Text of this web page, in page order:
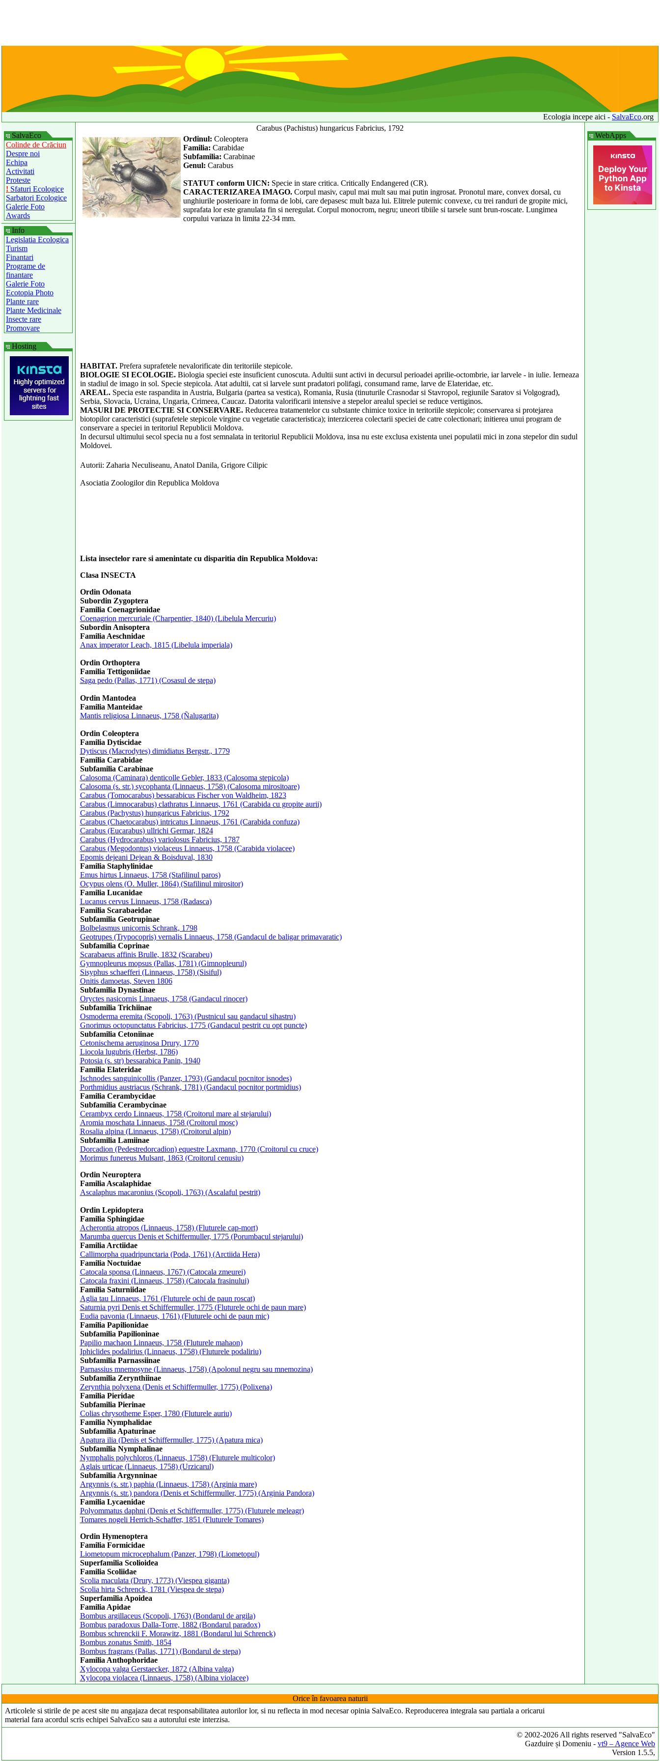
Ecologia incepe aici - SalvaEco.org
SalvaEco
Colinde de Crăciun
Despre noi
Echipa
Activitati
Proteste
! Sfaturi Ecologice
Sarbatori Ecologice
Galerie Foto
Awards
Info
Legislatia Ecologica
Turism
Finantari
Programe de
finantare
Galerie Foto
Ecotopia Photo
Plante rare
Plante Medicinale
Insecte rare
Promovare
Hosting
Carabus (Pachistus) hungaricus Fabricius, 1792
Ordinul: Coleoptera
Familia: Carabidae
Subfamilia: Carabinae
Genul: Carabus
STATUT conform UICN: Specie in stare critica. Critically Endangered (CR).
CARACTERIZAREA IMAGO.Corpul masiv, capul mai mult sau mai putin ingrosat. Pronotul mare, convex dorsal, cu
unghiurile posterioare in forma de lobi, care depasesc mult baza lui. Elitrele puternic convexe, cu trei randuri de gropite mici,
suprafata lor este granulata fin si neregulat. Corpul monocrom, negru; uneori tibiile si tarsele sunt brun-roscate. Lungimea
corpului variaza in limita 22-34 mm.
HABITAT.Prefera suprafetele nevalorificate din teritoriile stepicole.
BIOLOGIE SI ECOLOGIE.Biologia speciei este insuficient cunoscuta. Adultii sunt activi in decursul perioadei aprilie-octombrie, iar larvele - in iulie. Ierneaza
in stadiul de imago in sol. Specie stepicola. Atat adultii, cat si larvele sunt pradatori polifagi, consumand rame, larve de Elateridae, etc.
AREAL.Specia este raspandita in Austria, Bulgaria (partea sa vestica), Romania, Rusia (tinuturile Crasnodar si Stavropol, regiunile Saratov si Volgograd),
Serbia, Slovacia, Ucraina, Ungaria, Crimeea, Caucaz. Datorita valorificarii intensive a stepelor arealul speciei se reduce vertiginos.
MASURI DE PROTECTIE SI CONSERVARE.Reducerea tratamentelor cu substante chimice toxice in teritoriile stepicole; conservarea si protejarea
biotopilor caracteristici (suprafetele stepicole virgine cu vegetatie caracteristica); interzicerea colectarii speciei de catre colectionari; initierea unui program de
conservare a speciei in teritoriul Republicii Moldova.
In decursul ultimului secol specia nu a fost semnalata in teritoriul Republicii Moldova, insa nu este exclusa existenta unei populatii mici in zona stepelor din sudul
Moldovei.
Autorii: Zaharia Neculiseanu, Anatol Danila, Grigore Cilipic
Asociatia Zoologilor din Republica Moldova
Lista insectelor rare si amenintate cu disparitia din Republica Moldova:
Clasa INSECTA
Ordin Odonata
Subordin Zygoptera
Familia Coenagrionidae
Coenagrion mercuriale (Charpentier, 1840) (Libelula Mercuriu)
Subordin Anisoptera
Familia Aeschnidae
Anax imperator Leach, 1815 (Libelula imperiala)
Ordin Orthoptera
Familia Tettigoniidae
Saga pedo (Pallas, 1771) (Cosasul de stepa)
Ordin Mantodea
Familia Manteidae
Mantis religiosa Linnaeus, 1758 (Ñalugarita)
Ordin Coleoptera
Familia Dytiscidae
Dytiscus (Macrodytes) dimidiatus Bergstr., 1779
Familia Carabidae
Subfamilia Carabinae
Calosoma (Caminara) denticolle Gebler, 1833 (Calosoma stepicola)
Calosoma (s. str.) sycophanta (Linnaeus, 1758) (Calosoma mirositoare)
Carabus (Tomocarabus) bessarabicus Fischer von Waldheim, 1823
Carabus (Limnocarabus) clathratus Linnaeus, 1761 (Carabida cu gropite aurii)
Carabus (Pachystus) hungaricus Fabricius, 1792
Carabus (Chaetocarabus) intricatus Linnaeus, 1761 (Carabida confuza)
Carabus (Eucarabus) ullrichi Germar, 1824
Carabus (Hydrocarabus) variolosus Fabricius, 1787
Carabus (Megodontus) violaceus Linnaeus, 1758 (Carabida violacee)
Epomis dejeani Dejean & Boisduval, 1830
Familia Staphylinidae
Emus hirtus Linnaeus, 1758 (Stafilinul paros)
Ocypus olens (O. Muller, 1864) (Stafilinul mirositor)
Familia Lucanidae
Lucanus cervus Linnaeus, 1758 (Radasca)
Familia Scarabaeidae
Subfamilia Geotrupinae
Bolbelasmus unicornis Schrank, 1798
Geotrupes (Trypocopris) vernalis Linnaeus, 1758 (Gandacul de baligar primavaratic)
Subfamilia Coprinae
Scarabaeus affinis Brulle, 1832 (Scarabeu)
Gymnopleurus mopsus (Pallas, 1781) (Gimnopleurul)
Sisyphus schaefferi (Linnaeus, 1758) (Sisiful)
Onitis damoetas, Steven 1806
Subfamilia Dynastinae
Oryctes nasicornis Linnaeus, 1758 (Gandacul rinocer)
Subfamilia Trichiinae
Osmoderma eremita (Scopoli, 1763) (Pustnicul sau gandacul sihastru)
Gnorimus octopunctatus Fabricius, 1775 (Gandacul pestrit cu opt puncte)
Subfamilia Cetoniinae
Cetonischema aeruginosa Drury, 1770
Liocola lugubris (Herbst, 1786)
Potosia (s. str) bessarabica Panin, 1940
Familia Elateridae
Ischnodes sanguinicollis (Panzer, 1793) (Gandacul pocnitor isnodes)
Porthmidius austriacus (Schrank, 1781) (Gandacul pocnitor portmidius)
Familia Cerambycidae
Subfamilia Cerambycinae
Cerambyx cerdo Linnaeus, 1758 (Croitorul mare al stejarului)
Aromia moschata Linnaeus, 1758 (Croitorul mosc)
Rosalia alpina (Linnaeus, 1758) (Croitorul alpin)
Subfamilia Lamiinae
Dorcadion (Pedestredorcadion) equestre Laxmann, 1770 (Croitorul cu cruce)
Morimus funereus Mulsant, 1863 (Croitorul cenusiu)
Ordin Neuroptera
Familia Ascalaphidae
Ascalaphus macaronius (Scopoli, 1763) (Ascalaful pestrit)
Ordin Lepidoptera
Familia Sphingidae
Acherontia atropos (Linnaeus, 1758) (Fluturele cap-mort)
Marumba quercus Denis et Schiffermuller, 1775 (Porumbacul stejarului)
Familia Arctiidae
Callimorpha quadripunctaria (Poda, 1761) (Arctiida Hera)
Familia Noctuidae
Catocala sponsa (Linnaeus, 1767) (Catocala zmeurei)
Catocala fraxini (Linnaeus, 1758) (Catocala frasinului)
Familia Saturniidae
Aglia tau Linnaeus, 1761 (Fluturele ochi de paun roscat)
Saturnia pyri Denis et Schiffermuller, 1775 (Fluturele ochi de paun mare)
Eudia pavonia (Linnaeus, 1761) (Fluturele ochi de paun mic)
Familia Papilionidae
Subfamilia Papilioninae
Papilio machaon Linnaeus, 1758 (Fluturele mahaon)
Iphiclides podalirius (Linnaeus, 1758) (Fluturele podaliriu)
Subfamilia Parnassiinae
Parnassius mnemosyne (Linnaeus, 1758) (Apolonul negru sau mnemozina)
Subfamilia Zerynthiinae
Zerynthia polyxena (Denis et Schiffermuller, 1775) (Polixena)
Familia Pieridae
Subfamilia Pierinae
Colias chrysotheme Esper, 1780 (Fluturele auriu)
Familia Nymphalidae
Subfamilia Apaturinae
Apatura ilia (Denis et Schiffermuller, 1775) (Apatura mica)
Subfamilia Nymphalinae
Nymphalis polychloros (Linnaeus, 1758) (Fluturele multicolor)
Aglais urticae (Linnaeus, 1758) (Urzicarul)
Subfamilia Argynninae
Argynnis (s. str.) paphia (Linnaeus, 1758) (Arginia mare)
Argynnis (s. str.) pandora (Denis et Schiffermuller, 1775) (Arginia Pandora)
Familia Lycaenidae
Polyommatus daphni (Denis et Schiffermuller, 1775) (Fluturele meleagr)
Tomares nogeli Herrich-Schaffer, 1851 (Fluturele Tomares)
Ordin Hymenoptera
Familia Formicidae
Liometopum microcephalum (Panzer, 1798) (Liometopul)
Superfamilia Scolioidea
Familia Scoliidae
Scolia maculata (Drury, 1773) (Viespea giganta)
Scolia hirta Schrenck, 1781 (Viespea de stepa)
Superfamilia Apoidea
Familia Apidae
Bombus argillaceus (Scopoli, 1763) (Bondarul de argila)
Bombus paradoxus Dalla-Torre, 1882 (Bondarul paradox)
Bombus schrenckii F. Morawitz, 1881 (Bondarul lui Schrenck)
Bombus zonatus Smith, 1854
Bombus fragrans (Pallas, 1771) (Bondarul de stepa)
Familia Anthophoridae
Xylocopa valga Gerstaecker, 1872 (Albina valga)
Xylocopa violacea (Linnaeus, 1758) (Albina violacee)
WebApps
Orice în favoarea naturii
Articolele si stirile de pe acest site nu angajaza decat responsabilitatea autorilor lor, si nu reflecta in mod necesar opinia SalvaEco. Reproducerea integrala sau partiala a oricarui
material fara acordul scris echipei SalvaEco sau a autorului este interzisa.
© 2002-2026 All rights reserved "SalvaEco"
Gazduire și Domeniu - vt9 – Agence Web
Version 1.5.5,